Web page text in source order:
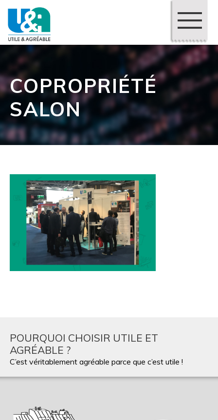
COPROPRIÉTÉ
SALON
POURQUOI CHOISIR UTILE ET
AGRÉABLE ?
C’est véritablement agréable parce que c’est utile !